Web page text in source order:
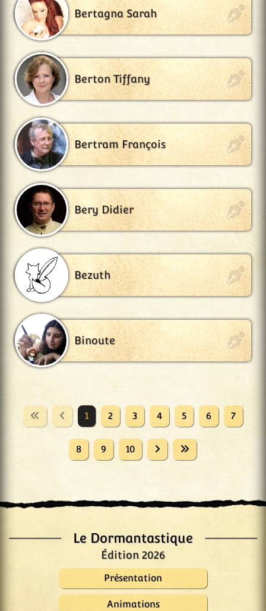
Le Dormantastique
Édition 2026
Présentation
Animations
Bertagna Sarah
Berton Tiffany
Bertram François
Bery Didier
Bezuth
Binoute
1 2 3 4 5 6 7
8 9 10